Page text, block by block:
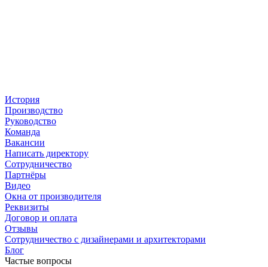
История
Производство
Руководство
Команда
Вакансии
Написать директору
Сотрудничество
Партнёры
Видео
Окна от производителя
Реквизиты
Договор и оплата
Отзывы
Сотрудничество с дизайнерами и архитекторами
Блог
Частые вопросы